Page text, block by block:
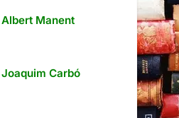
Albert Manent
Joaquim Carbó